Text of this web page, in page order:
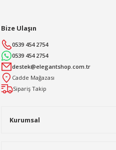
Kurumsal
Bize Ulaşın
0539 454 2754
0539 454 2754
destek@elegantshop.com.tr
Cadde Mağazası
Sipariş Takip